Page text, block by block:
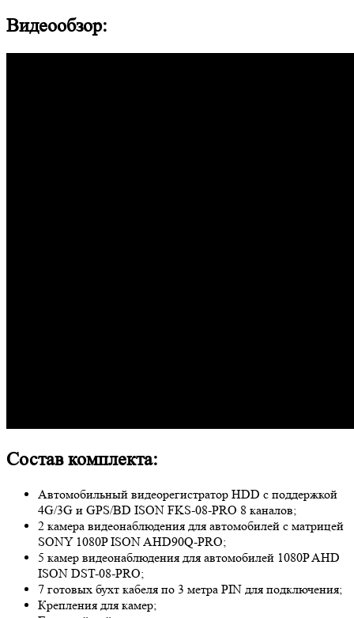
Видеообзор:
Состав комплекта:
Автомобильный видеорегистратор HDD с поддержкой
4G/3G и GPS/BD ISON FKS-08-PRO 8 каналов;
2 камера видеонаблюдения для автомобилей с матрицей
SONY 1080P ISON AHD90Q-PRO;
5 камер видеонаблюдения для автомобилей 1080P AHD
ISON DST-08-PRO;
7 готовых бухт кабеля по 3 метра PIN для подключения;
Крепления для камер;